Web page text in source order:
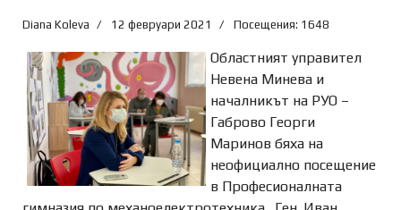
Diana Koleva 12 февруари 2021 Посещения: 1648
Областният управител
Невена Минева и
началникът на РУО –
Габрово Георги
Маринов бяха на
неофициално посещение
в Професионалната